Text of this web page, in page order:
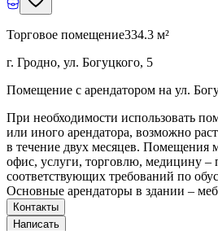
Торговое помещение334.3 м²
г. Гродно, ул. Богуцкого, 5
Помещение с арендатором на ул.
При необходимости использовать
или иного арендатора, возможно
в течение двух месяцев. Помещения
офис, услуги, торговлю, медицину
соответствующих требований по
Основные арендаторы в здании –
Контакты
Написать